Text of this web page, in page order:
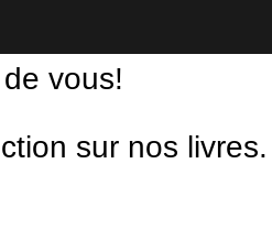
vous!
sur nos livres.